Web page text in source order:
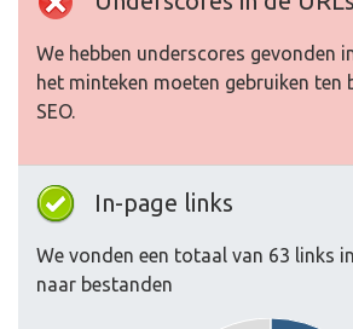
We hebben underscores gevonden
het minteken moeten gebruiken ten
SEO.
In-page links
We vonden een totaal van 63 links
naar bestanden